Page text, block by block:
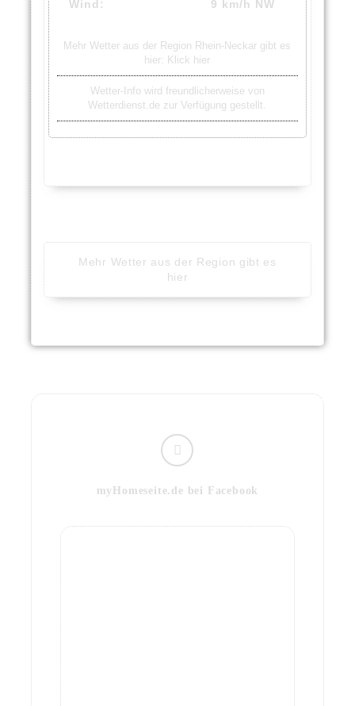
Wind: 9 km/h NW
Mehr Wetter aus der Region Rhein-Neckar gibt es
hier: Klick hier
Wetter-Info wird freundlicherweise von
Wetterdienst.de zur Verfügung gestellt.
Mehr Wetter aus der Region gibt es
hier
myHomeseite.de bei Facebook